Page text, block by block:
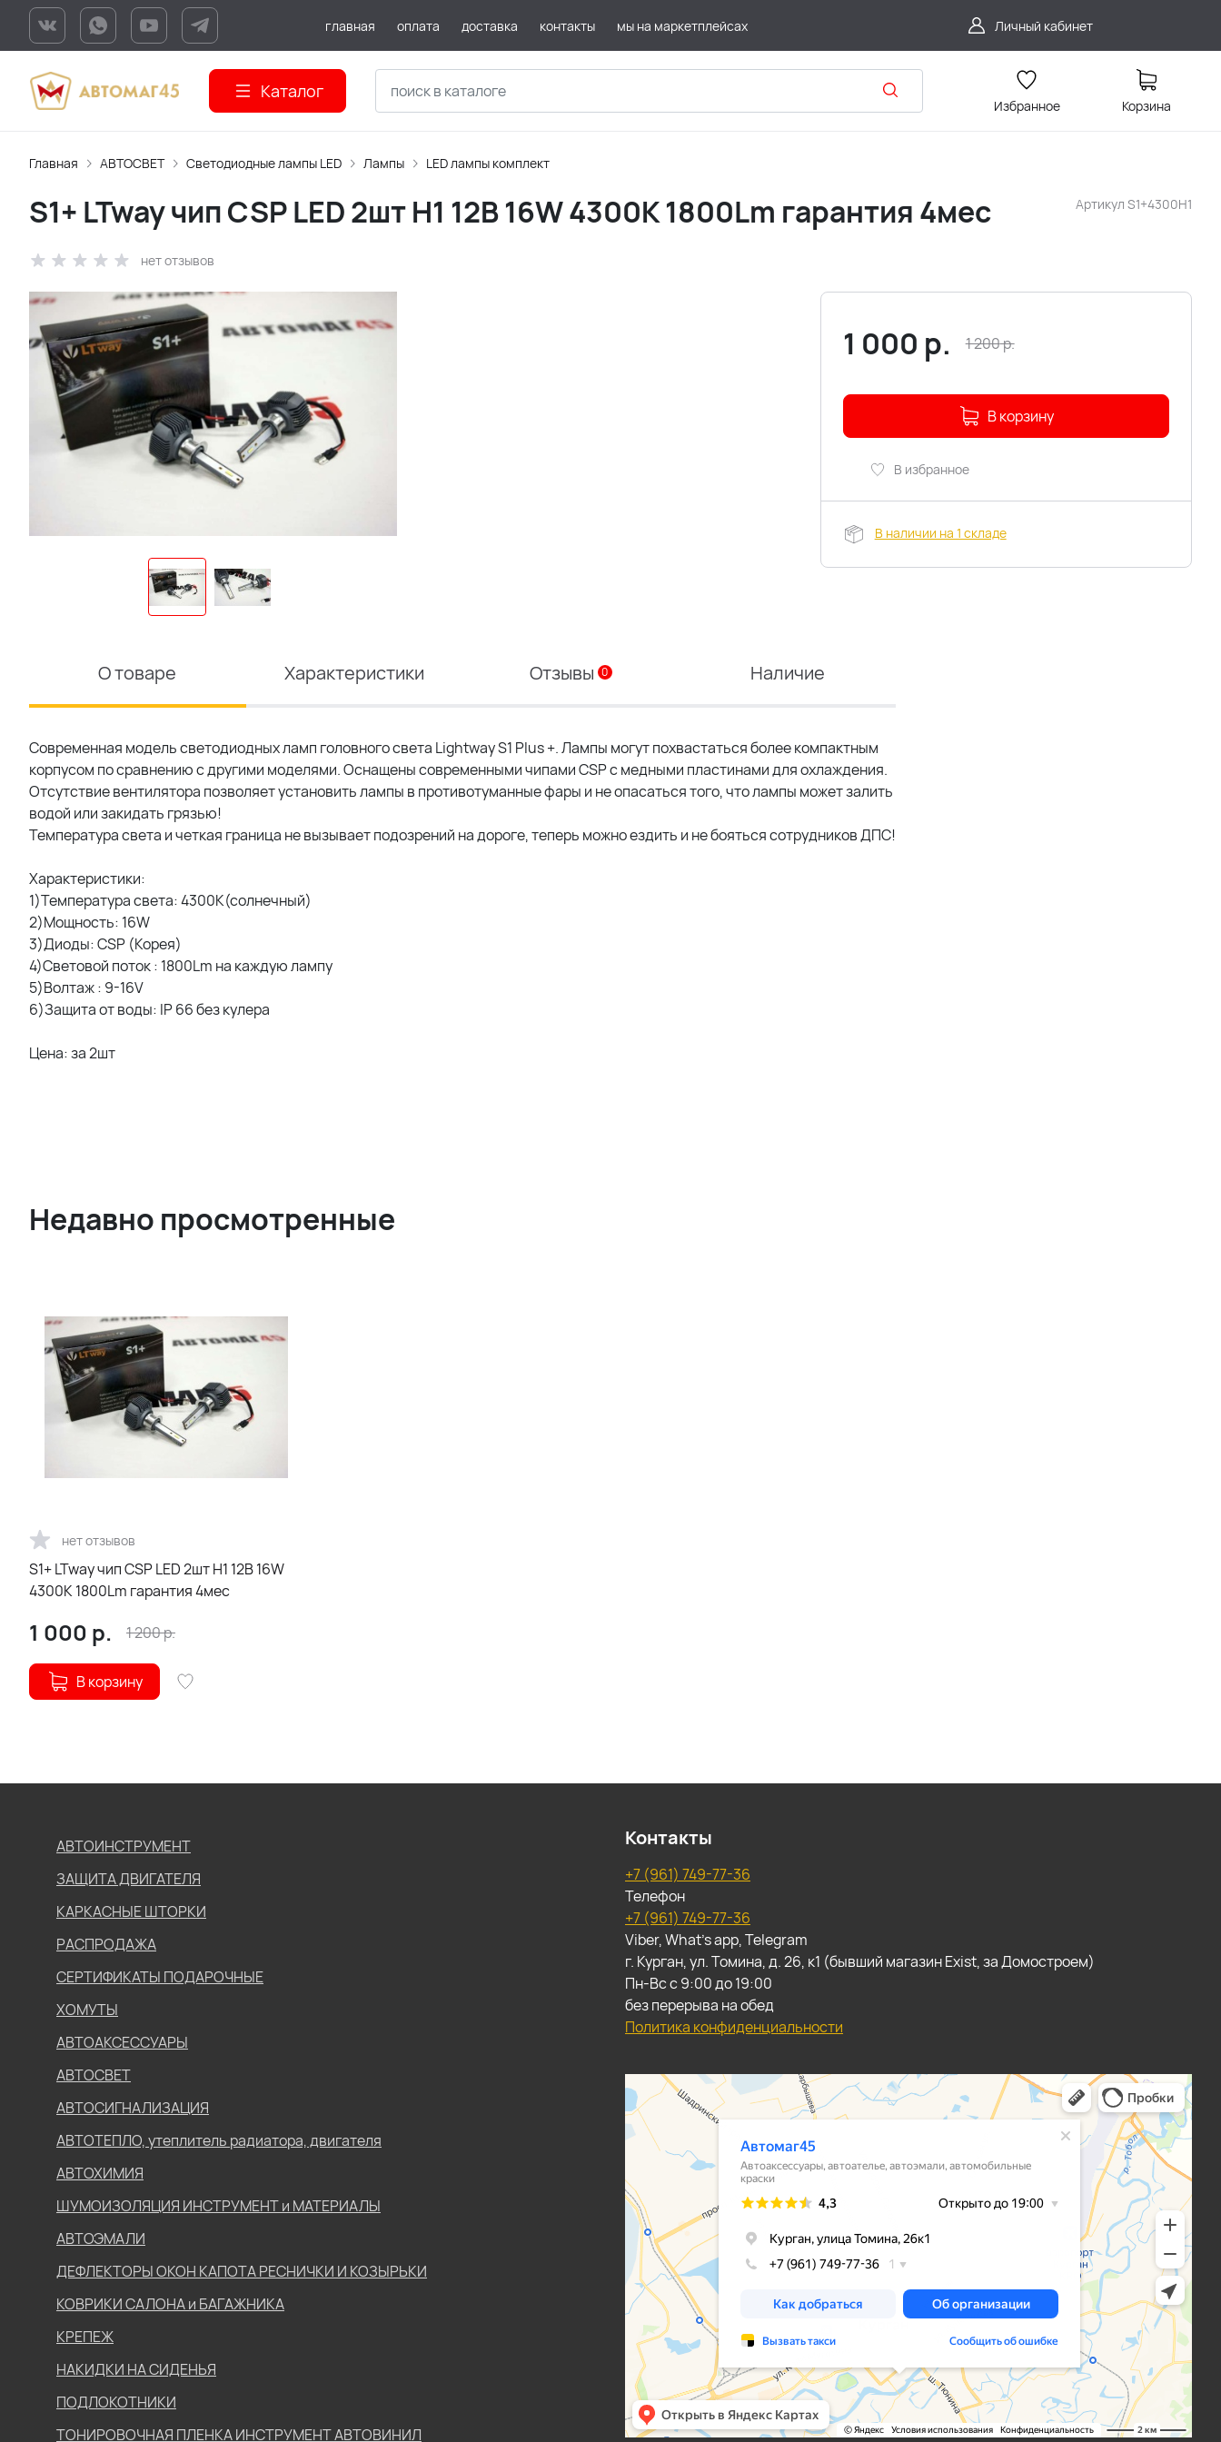
главная оплата доставка контакты мы на маркетплейсах Личный кабинет
Каталог
Избранное Корзина
Главная АВТОСВЕТ Светодиодные лампы LED Лампы LED лампы комплект
Артикул S1+4300H1
S1+ LTway чип CSP LED 2шт H1 12В 16W 4300К 1800Lm гарантия 4мес
нет отзывов
1 000 р. 1 200р.
В корзину
В избранное
В наличии на 1 складе
О товаре Характеристики Отзывы 0 Наличие
Cовременная модель светодиодных ламп головного света Lightway S1 Plus +. Лампы могут похвастаться более компактным
корпусом по сравнению с другими моделями. Оснащены современными чипами CSP с медными пластинами для охлаждения.
Отсутствие вентилятора позволяет установить лампы в противотуманные фары и не опасаться того, что лампы может залить
водой или закидать грязью!
Температура света и четкая граница не вызывает подозрений на дороге, теперь можно ездить и не бояться сотрудников ДПС!
Характеристики:
1)Температура света: 4300К(солнечный)
2)Мощность: 16W
3)Диоды: CSP (Корея)
4)Световой поток : 1800Lm на каждую лампу
5)Волтаж : 9-16V
6)Защита от воды: IP 66 без кулера
Цена: за 2шт
Недавно просмотренные
нет отзывов
S1+ LTway чип CSP LED 2шт H1 12В 16W
4300К 1800Lm гарантия 4мес
1 000 р. 1 200р.
В корзину
АВТОИНСТРУМЕНТ
ЗАЩИТА ДВИГАТЕЛЯ
КАРКАСНЫЕ ШТОРКИ
РАСПРОДАЖА
СЕРТИФИКАТЫ ПОДАРОЧНЫЕ
ХОМУТЫ
АВТОАКСЕССУАРЫ
АВТОСВЕТ
АВТОСИГНАЛИЗАЦИЯ
АВТОТЕПЛО, утеплитель радиатора, двигателя
АВТОХИМИЯ
ШУМОИЗОЛЯЦИЯ ИНСТРУМЕНТ и МАТЕРИАЛЫ
АВТОЭМАЛИ
ДЕФЛЕКТОРЫ ОКОН КАПОТА РЕСНИЧКИ И КОЗЫРЬКИ
КОВРИКИ САЛОНА и БАГАЖНИКА
КРЕПЕЖ
НАКИДКИ НА СИДЕНЬЯ
ПОДЛОКОТНИКИ
ТОНИРОВОЧНАЯ ПЛЕНКА ИНСТРУМЕНТ АВТОВИНИЛ
Контакты
+7 (961) 749-77-36
Телефон
+7 (961) 749-77-36
Viber, What's app, Telegram
г. Курган, ул. Томина, д. 26, к1 (бывший магазин Exist, за Домостроем)
Пн-Вс с 9:00 до 19:00
без перерыва на обед
Политика конфиденциальности